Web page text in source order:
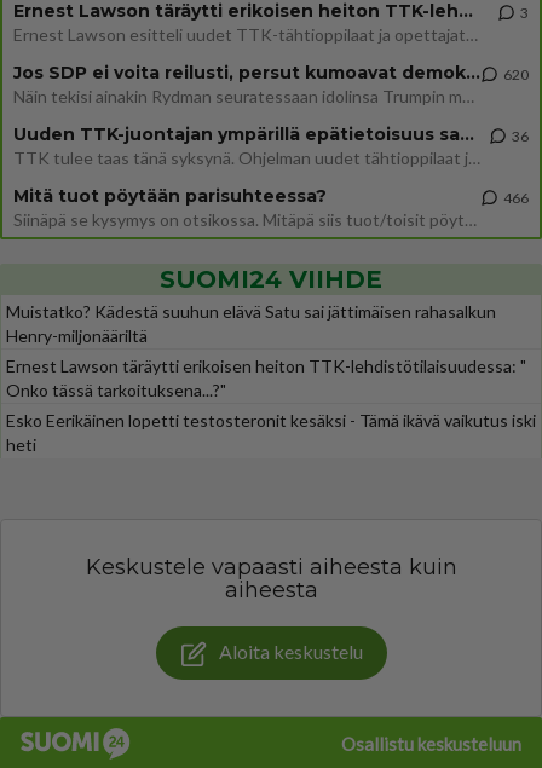
Ernest Lawson täräytti erikoisen heiton TTK-lehdistötilaisuudessa: " Onko tässä tarkoituksena...?"
Ernest Lawson esitteli uudet TTK-tähtioppilaat ja opettajat torstaina 6.8. lehdistölle. Tulevalla kaudella on yksi hausk
3
Jos SDP ei voita reilusti, persut kumoavat demokratian Suomesta
Näin tekisi ainakin Rydman seuratessaan idolinsa Trumpin mallia https://www.is.fi/politiikka/art-2000012187244.html
620
Uuden TTK-juontajan ympärillä epätietoisuus sakenee - Nyt MTV hämmentää soppaa
TTK tulee taas tänä syksynä. Ohjelman uudet tähtioppilaat julkistetaan torstaina 6. elokuuta klo 14 alkavassa lehdistö
36
Mitä tuot pöytään parisuhteessa?
Siinäpä se kysymys on otsikossa. Mitäpä siis tuot/toisit pöytään parisuhteessa? Oletko mies vai nainen? Koetko sen mitä
466
SUOMI24 VIIHDE
Muistatko? Kädestä suuhun elävä Satu sai jättimäisen rahasalkun
Henry-miljonääriltä
Ernest Lawson täräytti erikoisen heiton TTK-lehdistötilaisuudessa: "
Onko tässä tarkoituksena...?"
Esko Eerikäinen lopetti testosteronit kesäksi - Tämä ikävä vaikutus iski
heti
Keskustele vapaasti aiheesta kuin
aiheesta
Aloita keskustelu
Osallistu keskusteluun